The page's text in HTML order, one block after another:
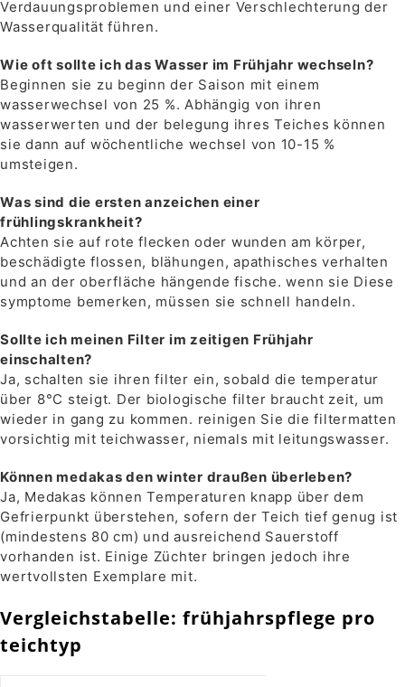
Verdauungsproblemen und einer Verschlechterung der
Wasserqualität führen.
Wie oft sollte ich das Wasser im Frühjahr wechseln?
Beginnen sie zu beginn der Saison mit einem
wasserwechsel von 25 %. Abhängig von ihren
wasserwerten und der belegung ihres Teiches können
sie dann auf wöchentliche wechsel von 10-15 %
umsteigen.
Was sind die ersten anzeichen einer
frühlingskrankheit?
Achten sie auf rote flecken oder wunden am körper,
beschädigte flossen, blähungen, apathisches verhalten
und an der oberfläche hängende fische. wenn sie Diese
symptome bemerken, müssen sie schnell handeln.
Sollte ich meinen Filter im zeitigen Frühjahr
einschalten?
Ja, schalten sie ihren filter ein, sobald die temperatur
über 8°C steigt. Der biologische filter braucht zeit, um
wieder in gang zu kommen. reinigen Sie die filtermatten
vorsichtig mit teichwasser, niemals mit leitungswasser.
Können medakas den winter draußen überleben?
Ja, Medakas können Temperaturen knapp über dem
Gefrierpunkt überstehen, sofern der Teich tief genug ist
(mindestens 80 cm) und ausreichend Sauerstoff
vorhanden ist. Einige Züchter bringen jedoch ihre
wertvollsten Exemplare mit.
Vergleichstabelle: frühjahrspflege pro
teichtyp